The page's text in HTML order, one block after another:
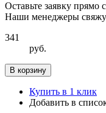
Оставьте заявку прямо
Наши менеджеры
341
руб.
В корзину
Купить в 1 клик
Добавить в